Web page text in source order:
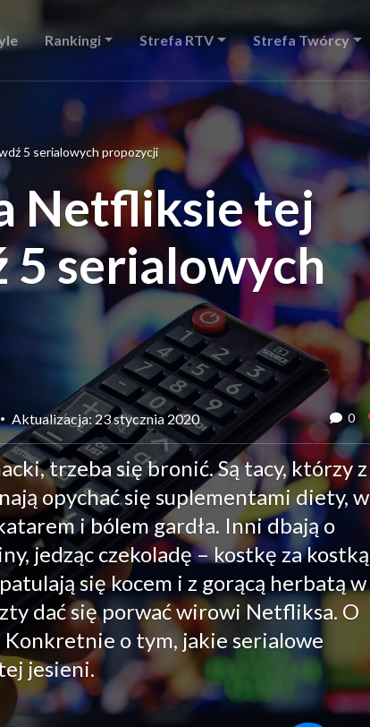
Rankingi Strefa RTV Strefa Twórcy
5 serialowych propozycji
Netfliksie tej
5 serialowych
Aktualizacja: 23 stycznia 2020 0
trzeba się bronić. Są tacy, którzy z
opychać się suplementami diety, w
i bólem gardła. Inni dbają o
jedząc czekoladę – kostkę za
się kocem i z gorącą herbatą w
dać się porwać wirowi Netfliksa. O
Konkretnie o tym, jakie serialowe
jesieni.